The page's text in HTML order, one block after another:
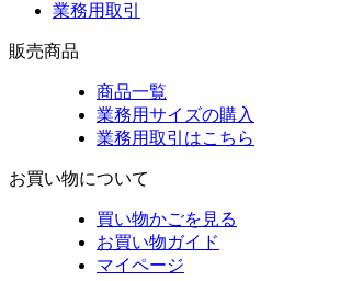
業務用取引
販売商品
商品一覧
業務用サイズの購入
業務用取引はこちら
お買い物について
買い物かごを見る
お買い物ガイド
マイページ